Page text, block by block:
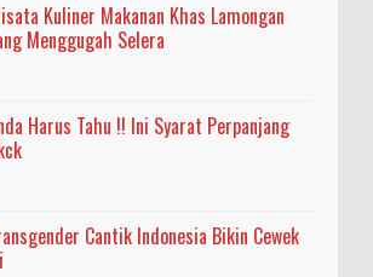
Kuliner Makanan Khas Lamongan
Menggugah Selera
Harus Tahu !! Ini Syarat Perpanjang
Cantik Indonesia Bikin Cewek